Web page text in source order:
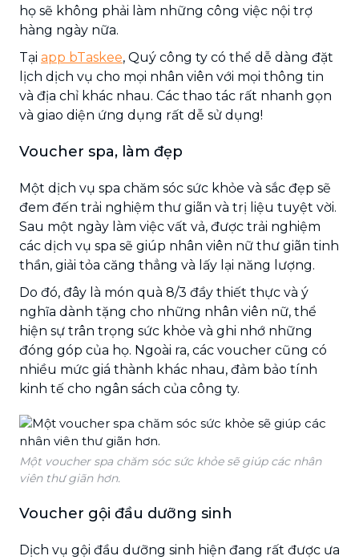
họ sẽ không phải làm những công việc nội trợ
hàng ngày nữa.
Tại app bTaskee, Quý công ty có thể dễ dàng đặt
lịch dịch vụ cho mọi nhân viên với mọi thông tin
và địa chỉ khác nhau. Các thao tác rất nhanh gọn
và giao diện ứng dụng rất dễ sử dụng!
Voucher spa, làm đẹp
Một dịch vụ spa chăm sóc sức khỏe và sắc đẹp sẽ
đem đến trải nghiệm thư giãn và trị liệu tuyệt vời.
Sau một ngày làm việc vất vả, được trải nghiệm
các dịch vụ spa sẽ giúp nhân viên nữ thư giãn tinh
thần, giải tỏa căng thẳng và lấy lại năng lượng.
Do đó, đây là món quà 8/3 đầy thiết thực và ý
nghĩa dành tặng cho những nhân viên nữ, thể
hiện sự trân trọng sức khỏe và ghi nhớ những
đóng góp của họ. Ngoài ra, các voucher cũng có
nhiều mức giá thành khác nhau, đảm bảo tính
kinh tế cho ngân sách của công ty.
Một voucher spa chăm sóc sức khỏe sẽ giúp các nhân
viên thư giãn hơn.
Voucher gội đầu dưỡng sinh
Dịch vụ gội đầu dưỡng sinh hiện đang rất được ưa